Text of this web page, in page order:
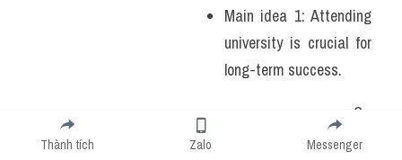
Main idea 1: Attending
university is crucial for
long-term success.
Su
pp
Thành tích Zalo Messenger